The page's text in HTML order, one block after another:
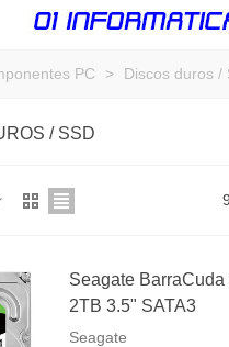
PC > Discos duros /
/ SSD
9
Seagate
2TB 3.5" SATA3
Seagate